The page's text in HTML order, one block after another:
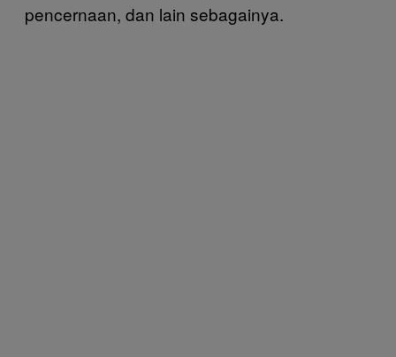
pencernaan, dan lain sebagainya.